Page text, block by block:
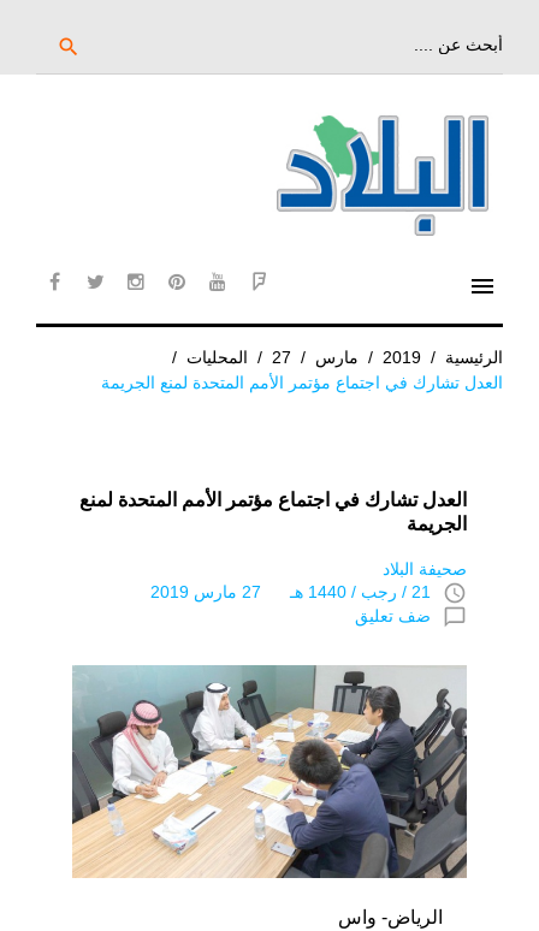
search
menu
الرئيسية /
2019
/ مارس /
27
/ المحليات /
العدل تشارك في اجتماع مؤتمر الأمم المتحدة لمنع الجريمة
العدل تشارك في اجتماع مؤتمر الأمم المتحدة لمنع
الجريمة
صحيفة البلاد
access_time 21 / رجب / 1440 هـ 27 مارس 2019
chat_bubble_outline ضف تعليق
الرياض- واس